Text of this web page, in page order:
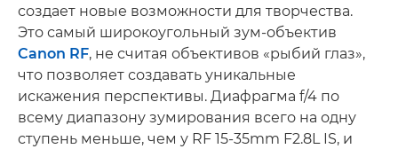
создает новые возможности для творчества.
Это самый широкоугольный зум-объектив
Canon RF, не считая объективов «рыбий глаз»,
что позволяет создавать уникальные
искажения перспективы. Диафрагма f/4 по
всему диапазону зумирования всего на одну
ступень меньше, чем у RF 15-35mm F2.8L IS, и